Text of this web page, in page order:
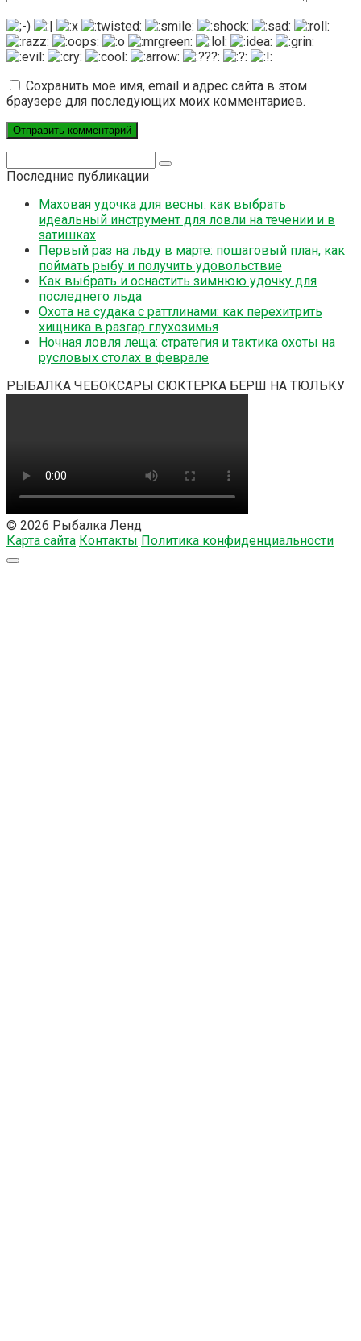
Сохранить моё имя, email и адрес сайта в этом
браузере для последующих моих комментариев.
Последние публикации
Маховая удочка для весны: как выбрать
идеальный инструмент для ловли на течении и в
затишках
Первый раз на льду в марте: пошаговый план, как
поймать рыбу и получить удовольствие
Как выбрать и оснастить зимнюю удочку для
последнего льда
Охота на судака с раттлинами: как перехитрить
хищника в разгар глухозимья
Ночная ловля леща: стратегия и тактика охоты на
русловых столах в феврале
РЫБАЛКА ЧЕБОКСАРЫ СЮКТЕРКА БЕРШ НА ТЮЛЬКУ
© 2026 Рыбалка Ленд
Карта сайта Контакты Политика конфиденциальности